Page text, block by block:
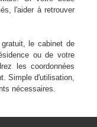
l'aider à retrouver
le cabinet de
ou de votre
les coordonnées
Simple d'utilisation,
nécessaires.